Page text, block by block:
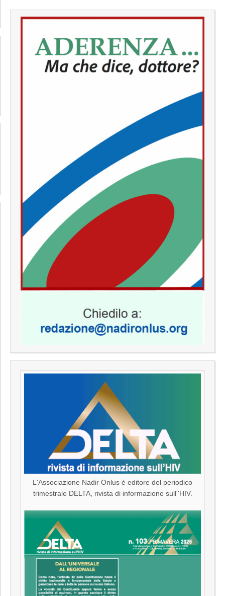
L'Associazione Nadir Onlus è editore del periodico
trimestrale DELTA, rivista di informazione sull''HIV.